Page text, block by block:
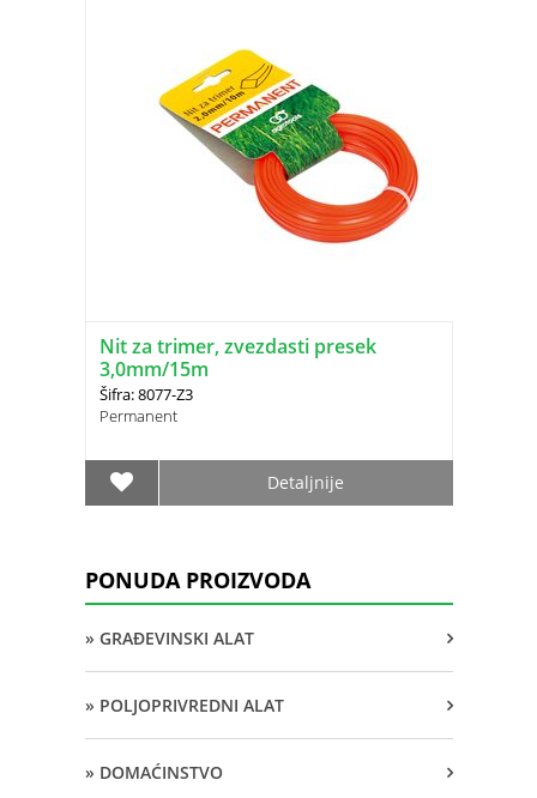
Nit za trimer, zvezdasti presek
3,0mm/15m
Šifra: 8077-Z3
Permanent
Detaljnije
PONUDA PROIZVODA
» GRAĐEVINSKI ALAT
» POLJOPRIVREDNI ALAT
» DOMAĆINSTVO